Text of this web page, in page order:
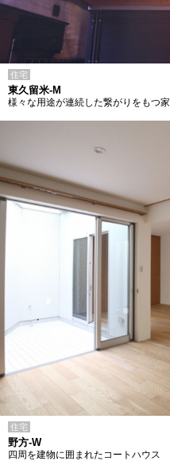
住宅
東久留米-M
様々な用途が連続した繋がりをもつ家
住宅
野方-W
四周を建物に囲まれたコートハウス